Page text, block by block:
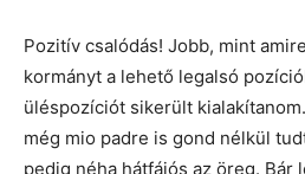
Pozitív csalódás! Jobb, mint
kormányt a lehető legalsó
üléspozíciót sikerült
még mio padre is gond nélkül
pedig néha hátfájós az öreg. Bár